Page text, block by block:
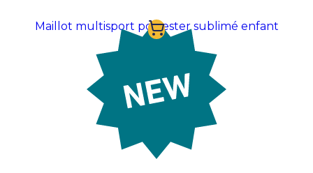
Maillot multisport polyester sublimé enfant